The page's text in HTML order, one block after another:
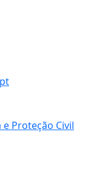
Proteção Civil